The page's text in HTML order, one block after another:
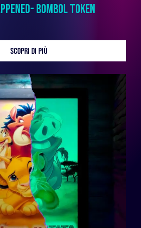
BOMBOL TOKEN
SCOPRI DI PIÙ